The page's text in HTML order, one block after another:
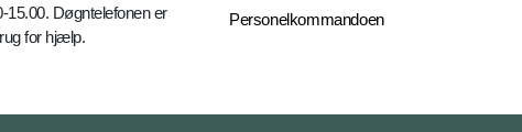
15.00. Døgntelefonen er
for hjælp.
Personelkommandoen